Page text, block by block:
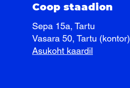
Coop staadion
Sepa 15a, Tartu
Vasara 50, Tartu (kontor)
Asukoht kaardil